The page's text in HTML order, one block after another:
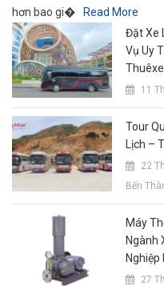
hơn bao gi�
Read More
Đặt Xe
Vụ Uy
11
Tour
Lịch –
22
Bến
Máy
Ngành
Nghiệp
27